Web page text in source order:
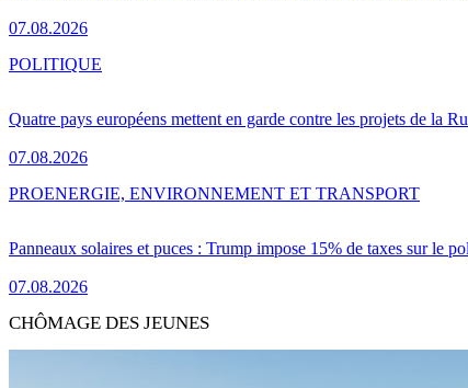
07.08.2026
Quatre pays européens mettent en garde contre les projets de la
07.08.2026
POLITIQUE
Panneaux solaires et puces : Trump impose 15% de taxes sur le
07.08.2026
PROENERGIE, ENVIRONNEMENT ET TRANSPORT
CHÔMAGE DES JEUNES